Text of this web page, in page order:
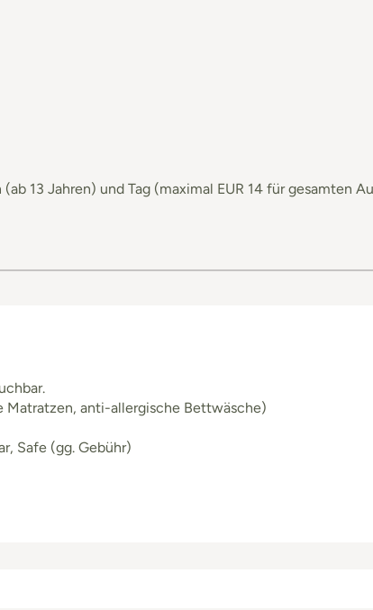
(ab 13 Jahren) und Tag (maximal EUR 14 für
anti-allergische Bettwäsche)
Safe (gg. Gebühr)